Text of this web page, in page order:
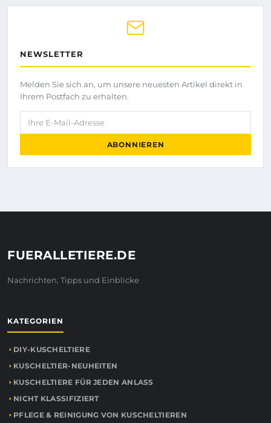
NEWSLETTER
Melden Sie sich an, um unsere neuesten Artikel direkt in
Ihrem Postfach zu erhalten.
Ihre E-Mail-Adresse
ABONNIEREN
FUERALLETIERE.DE
Nachrichten, Tipps und Einblicke
KATEGORIEN
DIY-KUSCHELTIERE
KUSCHELTIER-NEUHEITEN
KUSCHELTIERE FÜR JEDEN ANLASS
NICHT KLASSIFIZIERT
PFLEGE & REINIGUNG VON KUSCHELTIEREN